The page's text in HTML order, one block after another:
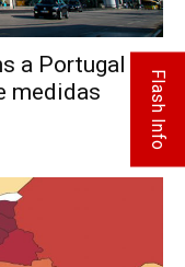
a Portugal e
medidas
0
Flash Info